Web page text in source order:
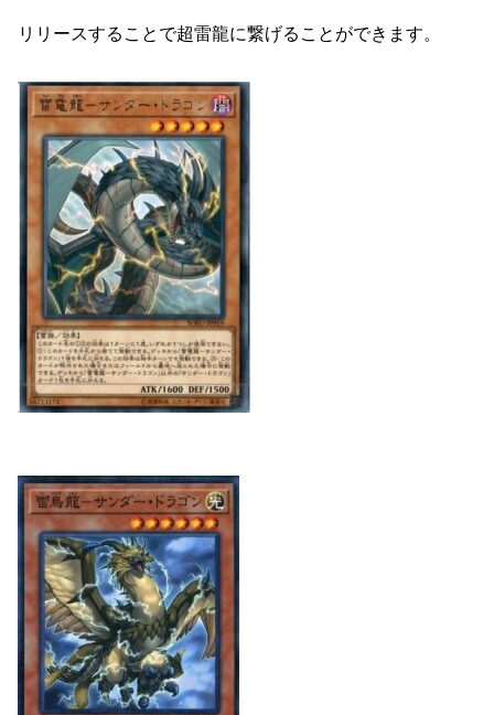
リリースすることで超雷龍に繋げることができます。